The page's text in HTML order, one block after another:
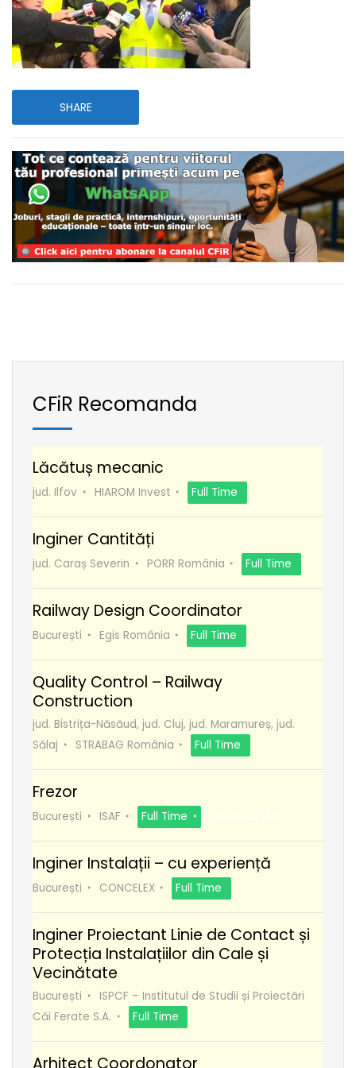
SHARE
CFiR Recomanda
Lăcătuș mecanic
jud. Ilfov HIAROM Invest Full Time
Inginer Cantități
jud. Caraș Severin PORR România Full Time
Railway Design Coordinator
București Egis România Full Time
Quality Control – Railway
Construction
jud. Bistrița-Năsăud, jud. Cluj, jud. Maramureș, jud.
Sălaj
STRABAG România Full Time
Frezor
București ISAF Full Time Recomanda
Inginer Instalații – cu experiență
București CONCELEX Full Time
Inginer Proiectant Linie de Contact și
Protecția Instalațiilor din Cale și
Vecinătate
București
ISPCF – Institutul de Studii și Proiectări
Căi Ferate S.A.
Full Time
Arhitect Coordonator